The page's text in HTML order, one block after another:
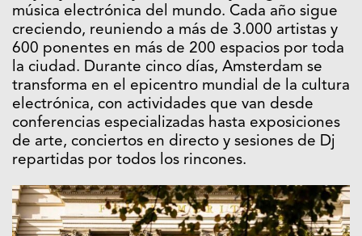
música electrónica del mundo. Cada año sigue
creciendo, reuniendo a más de 3.000 artistas y
600 ponentes en más de 200 espacios por toda
la ciudad. Durante cinco días, Amsterdam se
transforma en el epicentro mundial de la cultura
electrónica, con actividades que van desde
conferencias especializadas hasta exposiciones
de arte, conciertos en directo y sesiones de Dj
repartidas por todos los rincones.